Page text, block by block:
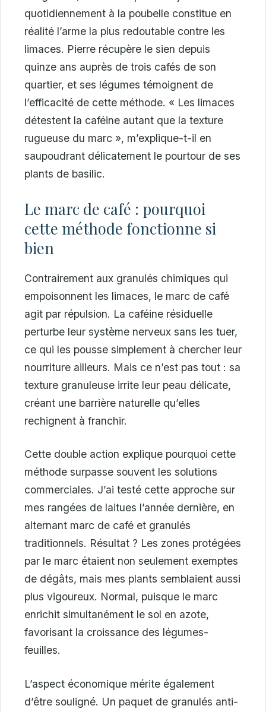
quotidiennement à la poubelle constitue en
réalité l’arme la plus redoutable contre les
limaces. Pierre récupère le sien depuis
quinze ans auprès de trois cafés de son
quartier, et ses légumes témoignent de
l’efficacité de cette méthode. « Les limaces
détestent la caféine autant que la texture
rugueuse du marc », m’explique-t-il en
saupoudrant délicatement le pourtour de ses
plants de basilic.
Le marc de café : pourquoi
cette méthode fonctionne si
bien
Contrairement aux granulés chimiques qui
empoisonnent les limaces, le marc de café
agit par répulsion. La caféine résiduelle
perturbe leur système nerveux sans les tuer,
ce qui les pousse simplement à chercher leur
nourriture ailleurs. Mais ce n’est pas tout : sa
texture granuleuse irrite leur peau délicate,
créant une barrière naturelle qu’elles
rechignent à franchir.
Cette double action explique pourquoi cette
méthode surpasse souvent les solutions
commerciales. J’ai testé cette approche sur
mes rangées de laitues l’année dernière, en
alternant marc de café et granulés
traditionnels. Résultat ? Les zones protégées
par le marc étaient non seulement exemptes
de dégâts, mais mes plants semblaient aussi
plus vigoureux. Normal, puisque le marc
enrichit simultanément le sol en azote,
favorisant la croissance des légumes-
feuilles.
L’aspect économique mérite également
d’être souligné. Un paquet de granulés anti-